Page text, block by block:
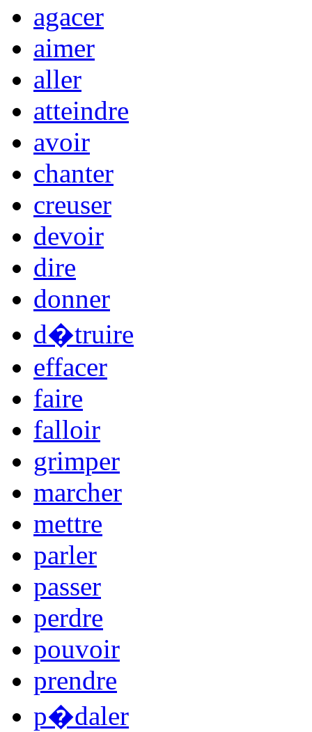
agacer
aimer
aller
atteindre
avoir
chanter
creuser
devoir
dire
donner
d�truire
effacer
faire
falloir
grimper
marcher
mettre
parler
passer
perdre
pouvoir
prendre
p�daler